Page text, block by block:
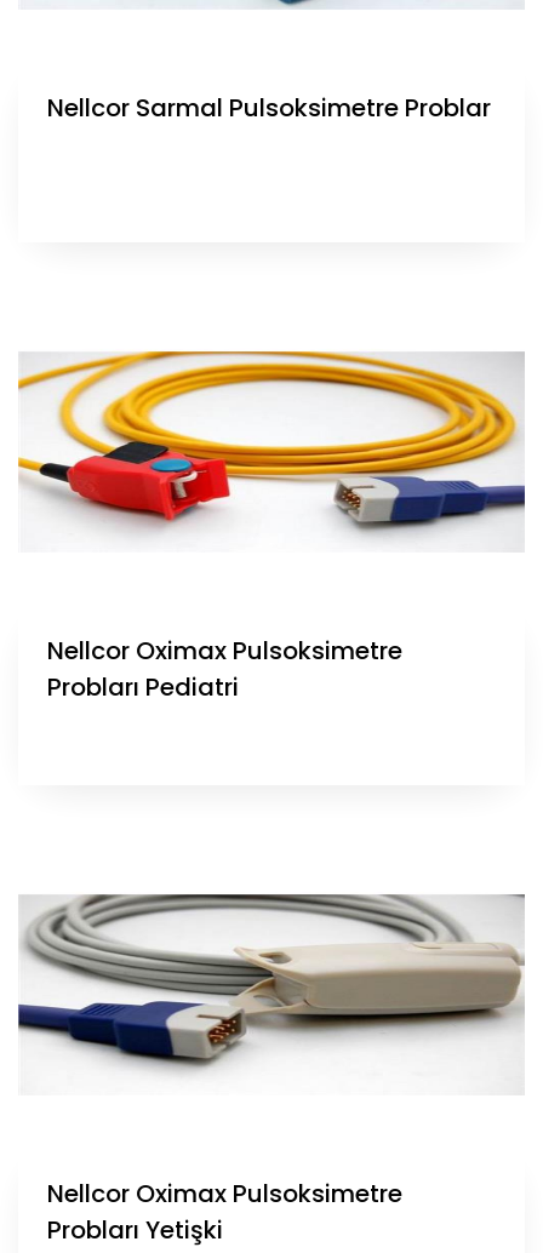
Nellcor Sarmal Pulsoksimetre Problar
Nellcor Oximax Pulsoksimetre
Probları Pediatri
Nellcor Oximax Pulsoksimetre
Probları Yetişki